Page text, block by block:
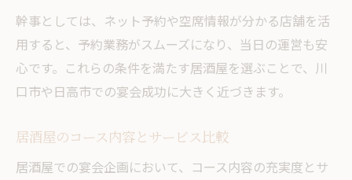
幹事としては、ネット予約や空席情報が分かる店舗を活
用すると、予約業務がスムーズになり、当日の運営も安
心です。これらの条件を満たす居酒屋を選ぶことで、川
口市や日高市での宴会成功に大きく近づきます。
居酒屋のコース内容とサービス比較
居酒屋での宴会企画において、コース内容の充実度とサ